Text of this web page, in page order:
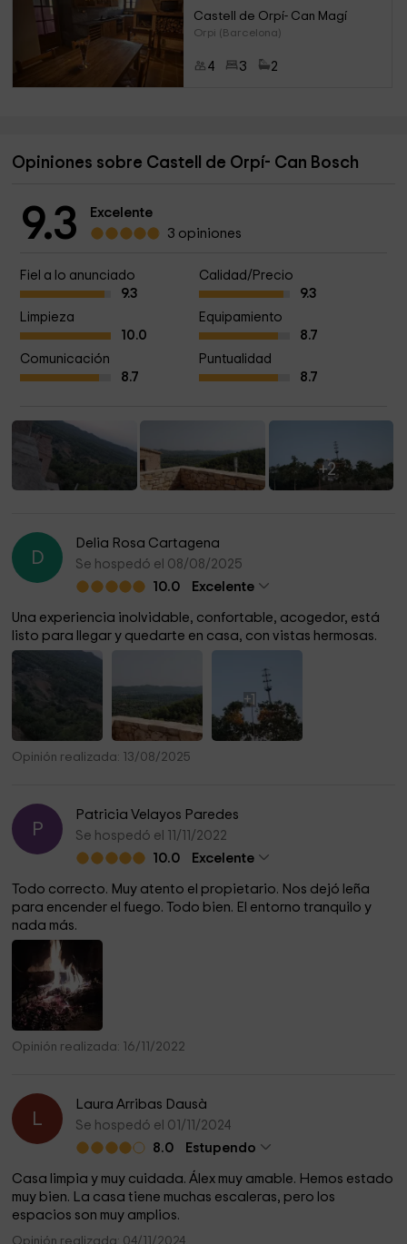
Castell de Orpí- Can Magí
Orpi (Barcelona)
4 3 2
Opiniones sobre Castell de Orpí- Can Bosch
9.3
Excelente
3 opiniones
Fiel a lo anunciado
9.3
Calidad/Precio
9.3
Limpieza
10.0
Equipamiento
8.7
Comunicación
8.7
Puntualidad
8.7
+2
D
Delia Rosa Cartagena
Se hospedó el 08/08/2025
10.0
Excelente
Una experiencia inolvidable, confortable, acogedor, está
listo para llegar y quedarte en casa, con vistas hermosas.
+1
Opinión realizada: 13/08/2025
P
Patricia Velayos Paredes
Se hospedó el 11/11/2022
10.0
Excelente
Todo correcto. Muy atento el propietario. Nos dejó leña
para encender el fuego. Todo bien. El entorno tranquilo y
nada más.
Opinión realizada: 16/11/2022
L
Laura Arribas Dausà
Se hospedó el 01/11/2024
8.0
Estupendo
Casa limpia y muy cuidada. Álex muy amable. Hemos estado
muy bien. La casa tiene muchas escaleras, pero los
espacios son muy amplios.